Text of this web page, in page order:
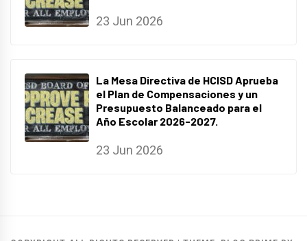
23 Jun 2026
La Mesa Directiva de HCISD Aprueba
el Plan de Compensaciones y un
Presupuesto Balanceado para el
Año Escolar 2026-2027.
23 Jun 2026